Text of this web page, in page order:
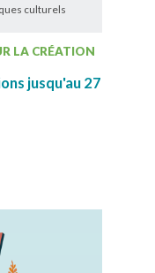
culturels
LA CRÉATION
jusqu'au 27